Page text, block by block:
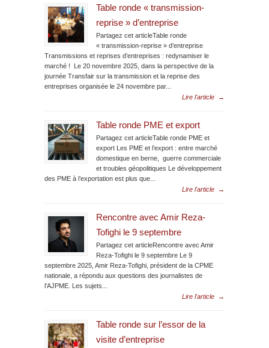
Table ronde « transmission-
reprise » d’entreprise
Partagez cet articleTable ronde
« transmission-reprise » d’entreprise
Transmissions et reprises d’entreprises : redynamiser le
marché ! Le 20 novembre 2025, dans la perspective de la
journée Transfair sur la transmission et la reprise des
entreprises organisée le 24 novembre par...
Lire l'article
→
Table ronde PME et export
Partagez cet articleTable ronde PME et
export Les PME et l’export : entre marché
domestique en berne, guerre commerciale
et troubles géopolitiques Le développement
des PME à l’exportation est plus que...
Lire l'article
→
Rencontre avec Amir Reza-
Tofighi le 9 septembre
Partagez cet articleRencontre avec Amir
Reza-Tofighi le 9 septembre Le 9
septembre 2025, Amir Reza-Tofighi, président de la CPME
nationale, a répondu aux questions des journalistes de
l’AJPME. Les sujets...
Lire l'article
→
Table ronde sur l’essor de la
visite d’entreprise